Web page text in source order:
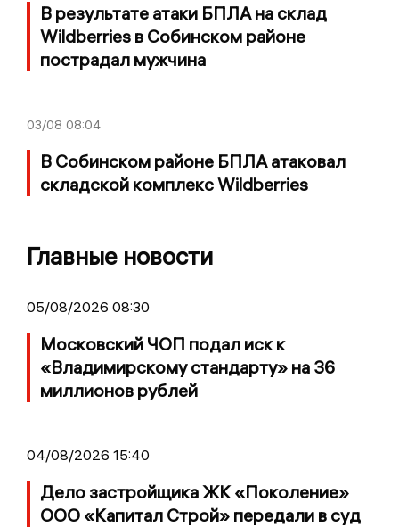
В результате атаки БПЛА на склад
Wildberries в Собинском районе
пострадал мужчина
03/08 08:04
В Собинском районе БПЛА атаковал
складской комплекс Wildberries
Главные новости
05/08/2026 08:30
Московский ЧОП подал иск к
«Владимирскому стандарту» на 36
миллионов рублей
04/08/2026 15:40
Дело застройщика ЖК «Поколение»
ООО «Капитал Строй» передали в суд